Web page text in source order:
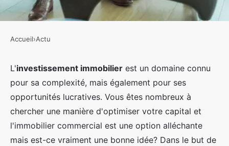
Quelles sont les clés pour réussir
un investissement dans
l'immobilier commercial?
Ayoub•5 juin 2024•6 min de lecture
Accueil›Actu
L'investissement immobilier est un domaine connu
pour sa complexité, mais également pour ses
opportunités lucratives. Vous êtes nombreux à
chercher une manière d'optimiser votre capital et
l'immobilier commercial est une option alléchante
mais est-ce vraiment une bonne idée? Dans le but de